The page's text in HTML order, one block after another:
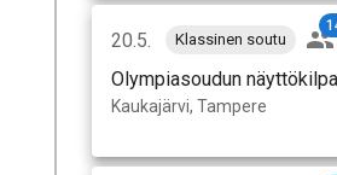
20.5. Klassinen soutu
Olympiasoudun
Kaukajärvi, Tampere